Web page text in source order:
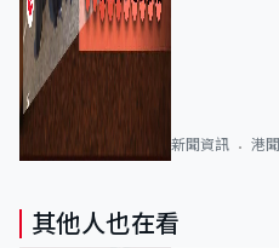
新聞資訊 港聞
其他人也在看